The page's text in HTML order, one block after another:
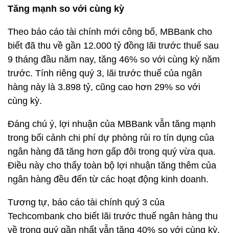
Tăng mạnh so với cùng kỳ
Theo báo cáo tài chính mới công bố, MBBank cho
biết đã thu về gần 12.000 tỷ đồng lãi trước thuế sau
9 tháng đầu năm nay, tăng 46% so với cùng kỳ năm
trước. Tính riêng quý 3, lãi trước thuế của ngân
hàng này là 3.898 tỷ, cũng cao hơn 29% so với
cùng kỳ.
Đáng chú ý, lợi nhuận của MBBank vẫn tăng mạnh
trong bối cảnh chi phí dự phòng rủi ro tín dụng của
ngân hàng đã tăng hơn gấp đôi trong quý vừa qua.
Điều này cho thấy toàn bộ lợi nhuận tăng thêm của
ngân hàng đều đến từ các hoạt động kinh doanh.
Tương tự, báo cáo tài chính quý 3 của
Techcombank cho biết lãi trước thuế ngân hàng thu
về trong quý gần nhất vẫn tăng 40% so với cùng kỳ,